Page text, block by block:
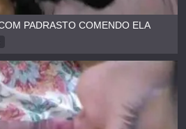
PADRASTO COMENDO ELA